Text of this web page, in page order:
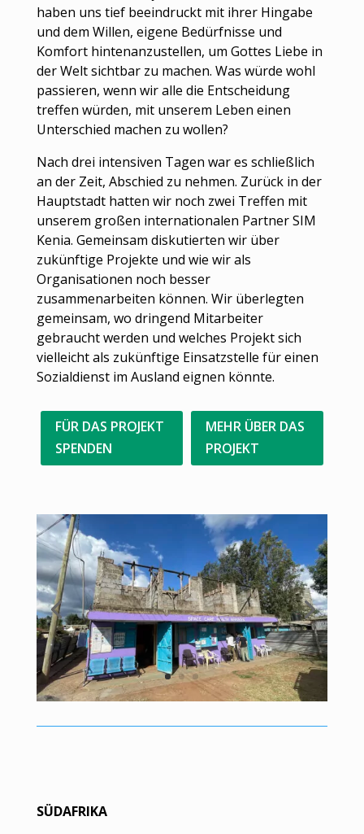
haben uns tief beeindruckt mit ihrer Hingabe
und dem Willen, eigene Bedürfnisse und
Komfort hintenanzustellen, um Gottes Liebe in
der Welt sichtbar zu machen. Was würde wohl
passieren, wenn wir alle die Entscheidung
treffen würden, mit unserem Leben einen
Unterschied machen zu wollen?
Nach drei intensiven Tagen war es schließlich
an der Zeit, Abschied zu nehmen. Zurück in der
Hauptstadt hatten wir noch zwei Treffen mit
unserem großen internationalen Partner SIM
Kenia. Gemeinsam diskutierten wir über
zukünftige Projekte und wie wir als
Organisationen noch besser
zusammenarbeiten können. Wir überlegten
gemeinsam, wo dringend Mitarbeiter
gebraucht werden und welches Projekt sich
vielleicht als zukünftige Einsatzstelle für einen
Sozialdienst im Ausland eignen könnte.
FÜR DAS PROJEKT
SPENDEN
MEHR ÜBER DAS
PROJEKT
SÜDAFRIKA